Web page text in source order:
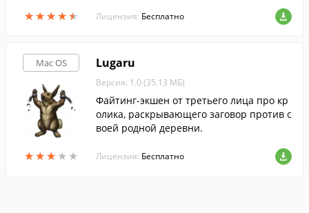
★★★★★
★★★★★ Лицензия: Бесплатно
Mac OS
★★★ ★ ★
★★★ ★ ★
Lugaru
Версия: 1.0 (35.13 МБ)
Файтинг-экшен от третьего лица про кр
олика, раскрывающего заговор против с
воей родной деревни.
Лицензия: Бесплатно